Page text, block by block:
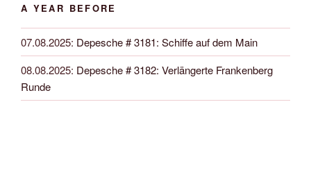
A YEAR BEFORE
07.08.2025: Depesche # 3181: Schiffe auf dem Main
08.08.2025: Depesche # 3182: Verlängerte Frankenberg
Runde